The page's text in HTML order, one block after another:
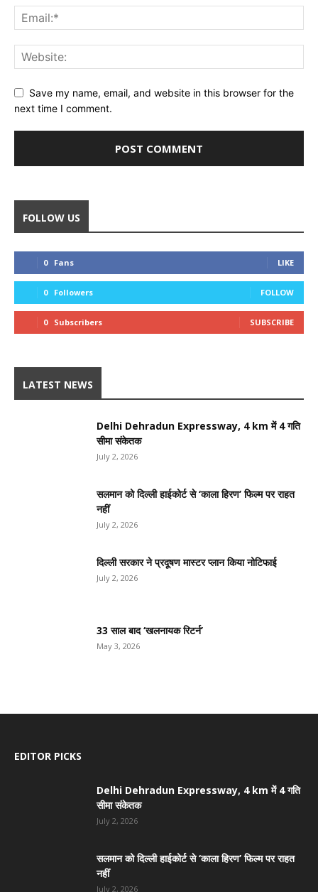
Save my name, email, and website in this browser for the
next time I comment.
FOLLOW US
0 Fans LIKE
0 Followers FOLLOW
0 Subscribers SUBSCRIBE
LATEST NEWS
Delhi Dehradun Expressway, 4 km में 4 गति
सीमा संकेतक
July 2, 2026
सलमान को दिल्ली हाईकोर्ट से ‘काला हिरण’ फिल्म पर राहत
नहीं
July 2, 2026
दिल्ली सरकार ने प्रदूषण मास्टर प्लान किया नोटिफाई
July 2, 2026
33 साल बाद ‘खलनायक रिटर्न’
May 3, 2026
EDITOR PICKS
Delhi Dehradun Expressway, 4 km में 4 गति
सीमा संकेतक
July 2, 2026
सलमान को दिल्ली हाईकोर्ट से ‘काला हिरण’ फिल्म पर राहत
नहीं
July 2, 2026